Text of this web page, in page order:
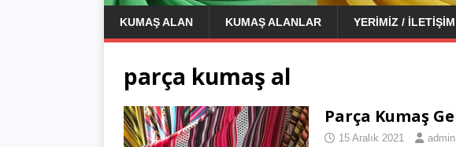
KUMAŞ ALAN KUMAŞ ALANLAR YERIMIZ / İLETIŞIM
parça kumaş al
Parça Kumaş
15 Aralık 2021 admin